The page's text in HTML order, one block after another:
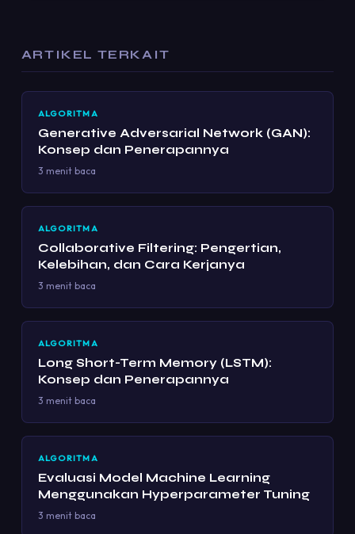
ARTIKEL TERKAIT
ALGORITMA
Generative Adversarial Network (GAN):
Konsep dan Penerapannya
3 menit baca
ALGORITMA
Collaborative Filtering: Pengertian,
Kelebihan, dan Cara Kerjanya
3 menit baca
ALGORITMA
Long Short-Term Memory (LSTM):
Konsep dan Penerapannya
3 menit baca
ALGORITMA
Evaluasi Model Machine Learning
Menggunakan Hyperparameter Tuning
3 menit baca